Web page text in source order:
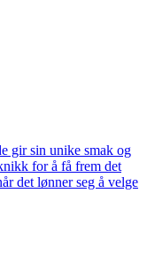
gir sin unike smak og
for å få frem det
det lønner seg å velge